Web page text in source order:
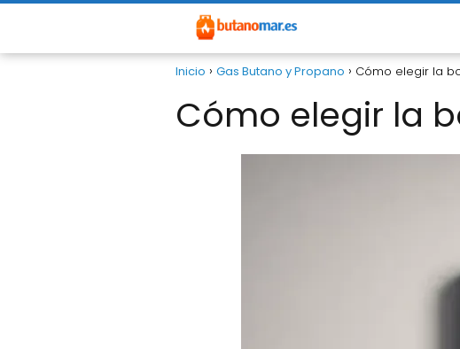
Inicio Gas Butano y Propano Cómo elegir la
Cómo elegir la